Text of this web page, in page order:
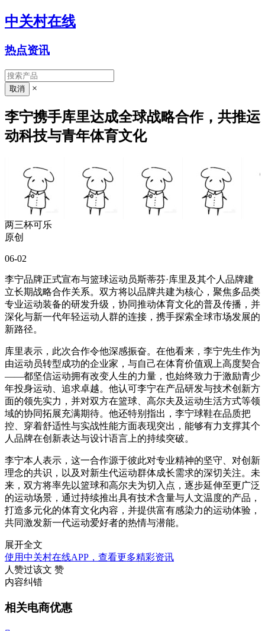
中关村在线
热点资讯
×
李宁携手库里达成全球战略合作，共推运
动科技与青年体育文化
两三杯可乐
原创
06-02
李宁品牌正式宣布与篮球运动员斯蒂芬·库里及其个人品牌建
立长期战略合作关系。双方将以品牌共建为核心，聚焦多品类
专业运动装备的研发升级，协同推动体育文化的普及传播，并
深化与新一代年轻运动人群的连接，携手探索全球市场发展的
新路径。
库里表示，此次合作令他深感振奋。在他看来，李宁先生作为
由运动员转型成功的企业家，与自己在体育价值观上高度契合
——都坚信运动拥有改变人生的力量，也始终致力于激励青少
年投身运动、追求卓越。他认可李宁在产品研发与技术创新方
面的领先实力，并对双方在篮球、高尔夫及运动生活方式等领
域的协同拓展充满期待。他还特别指出，李宁球鞋在品质把
控、穿着舒适性与实战性能方面表现突出，能够有力支撑其个
人品牌在创新表达与设计语言上的持续突破。
李宁本人表示，这一合作源于彼此对专业精神的坚守、对创新
理念的共识，以及对新生代运动群体成长需求的深切关注。未
来，双方将率先以篮球和高尔夫为切入点，逐步延伸至更广泛
的运动场景，通过持续推出具有技术含量与人文温度的产品，
打造多元化的体育文化内容，并提供富有感染力的运动体验，
共同激发新一代运动爱好者的热情与潜能。
展开全文
使用中关村在线APP，查看更多精彩资讯
人赞过该文 赞
内容纠错
相关电商优惠